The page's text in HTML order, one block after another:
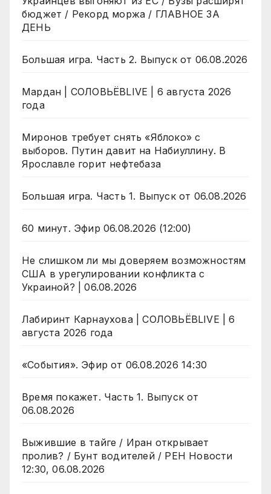
бюджет / Рекорд моржа / ГЛАВНОЕ ЗА
ДЕНЬ
Большая игра. Часть 2. Выпуск от 06.08.2026
Мардан | СОЛОВЬЁВLIVE | 6 августа 2026
года
Миронов требует снять «Яблоко» с
выборов. Путин давит на Набиуллину. В
Ярославле горит нефтебаза
Большая игра. Часть 1. Выпуск от 06.08.2026
60 минут. Эфир 06.08.2026 (12:00)
Не слишком ли мы доверяем возможностям
США в урегулировании конфликта с
Украиной? | 06.08.2026
Лабиринт Карнаухова | СОЛОВЬЁВLIVE | 6
августа 2026 года
«События». Эфир от 06.08.2026 14:30
Время покажет. Часть 1. Выпуск от
06.08.2026
Выжившие в тайге / Иран открывает
пролив? / Бунт водителей / РЕН Новости
12:30, 06.08.2026